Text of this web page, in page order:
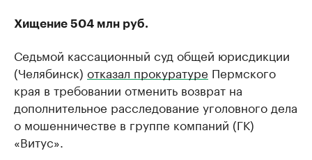
Хищение 504 млн руб.
Седьмой кассационный суд общей юрисдикции
(Челябинск) отказал прокуратуре Пермского
края в требовании отменить возврат на
дополнительное расследование уголовного дела
о мошенничестве в группе компаний (ГК)
«Витус».